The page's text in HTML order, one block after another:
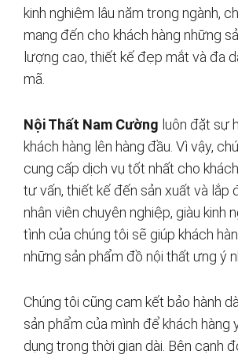
kinh nghiệm lâu năm trong ngành,
mang đến cho khách hàng những
lượng cao, thiết kế đẹp mắt và đa
mã.
Nội Thất Nam Cường luôn đặt sự
khách hàng lên hàng đầu. Vì vậy,
cung cấp dịch vụ tốt nhất cho
tư vấn, thiết kế đến sản xuất và lắp
nhân viên chuyên nghiệp, giàu kinh
tình của chúng tôi sẽ giúp khách
những sản phẩm đồ nội thất ưng ý
Chúng tôi cũng cam kết bảo hành
sản phẩm của mình để khách hàng
dụng trong thời gian dài. Bên cạnh